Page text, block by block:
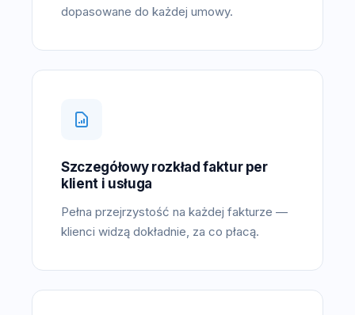
dopasowane do każdej umowy.
Szczegółowy rozkład faktur per
klient i usługa
Pełna przejrzystość na każdej fakturze —
klienci widzą dokładnie, za co płacą.